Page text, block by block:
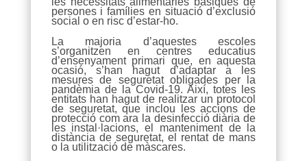
persones i famílies en situació d’exclusió
social o en risc d’estar-ho.
La majoria d’aquestes escoles
s’organitzen en centres educatius
d’ensenyament primari que, en aquesta
ocasió, s’han hagut d’adaptar a les
mesures de seguretat obligades per la
pandèmia de la Covid-19. Així, totes les
entitats han hagut de realitzar un protocol
de seguretat, que inclou les accions de
protecció com ara la desinfecció diària de
les instal·lacions, el manteniment de la
distància de seguretat, el rentat de mans
o la utilització de màscares.